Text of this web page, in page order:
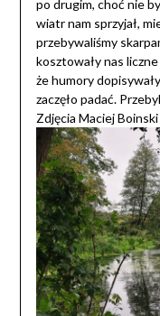
po drugim, choć nie
wiatr nam sprzyjał,
przebywaliśmy
kosztowały nas
że humory
zaczęło padać.
Zdjęcia Maciej